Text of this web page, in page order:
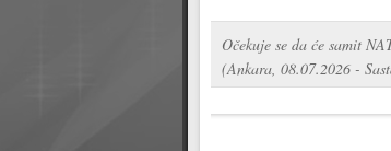
Očekuje se da će samit
(Ankara, 08.07.2026 -